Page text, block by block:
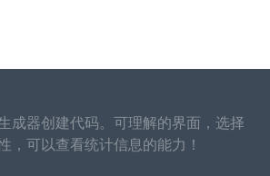
成器创建代码。可理解的界面，选择
，可以查看统计信息的能力！